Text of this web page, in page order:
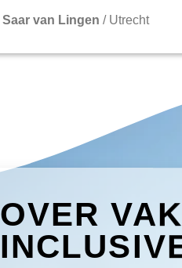
Saar van Lingen / Utrecht
OVER